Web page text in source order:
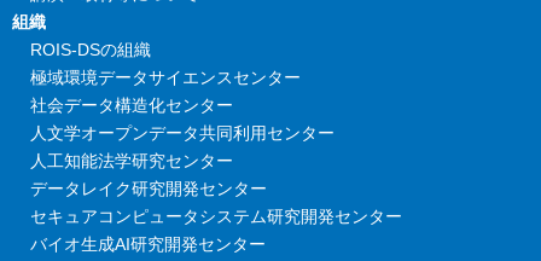
組織
ROIS-DSの組織
極域環境データサイエンスセンター
社会データ構造化センター
人文学オープンデータ共同利用センター
人工知能法学研究センター
データレイク研究開発センター
セキュアコンピュータシステム研究開発センター
バイオ生成AI研究開発センター